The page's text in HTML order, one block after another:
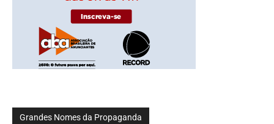
Grandes Nomes da Propaganda